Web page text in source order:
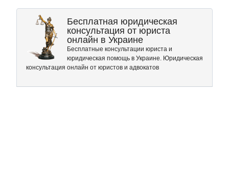
Бесплатная юридическая
консультация от юриста
онлайн в Украине
Бесплатные консультации юриста и
юридическая помощь в Украине. Юридическая
консультация онлайн от юристов и адвокатов